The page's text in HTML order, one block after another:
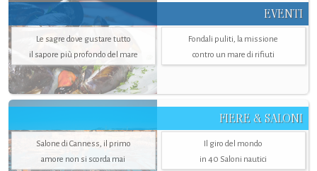
EVENTI
Le sagre dove gustare tutto
il sapore più profondo del mare
Fondali puliti, la missione
contro un mare di rifiuti
FIERE & SALONI
Salone di Canness, il primo
amore non si scorda mai
Il giro del mondo
in 40 Saloni nautici